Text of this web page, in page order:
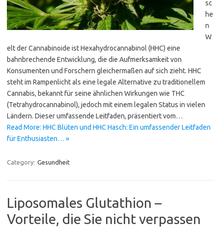
sc
he
n
W
elt der Cannabinoide ist Hexahydrocannabinol (HHC) eine
bahnbrechende Entwicklung, die die Aufmerksamkeit von
Konsumenten und Forschern gleichermaßen auf sich zieht. HHC
steht im Rampenlicht als eine legale Alternative zu traditionellem
Cannabis, bekannt für seine ähnlichen Wirkungen wie THC
(Tetrahydrocannabinol), jedoch mit einem legalen Status in vielen
Ländern. Dieser umfassende Leitfaden, präsentiert vom…
Read More: HHC Blüten und HHC Hasch: Ein umfassender Leitfaden
für Enthusiasten… »
Category: Gesundheit
Liposomales Glutathion –
Vorteile, die Sie nicht verpassen